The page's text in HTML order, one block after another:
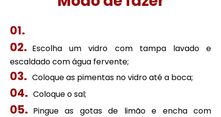
Escolha um vidro com tampa lavado e
escaldado com água fervente;
Coloque as pimentas no vidro até a boca;
Coloque o sal;
Pingue as gotas de limão e encha com